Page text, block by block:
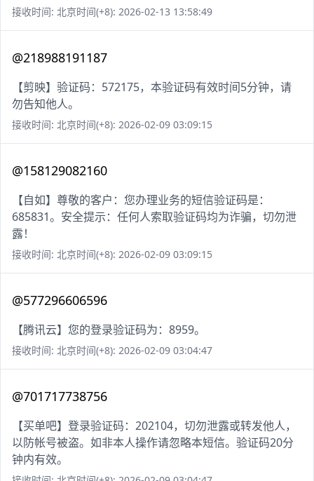
接收时间: 北京时间(+8): 2026-02-13 13:58:49
@218988191187
【剪映】验证码：572175，本验证码有效时间5分钟，请
勿告知他人。
接收时间: 北京时间(+8): 2026-02-09 03:09:15
@158129082160
【自如】尊敬的客户：您办理业务的短信验证码是：
685831。安全提示：任何人索取验证码均为诈骗，切勿泄
露！
接收时间: 北京时间(+8): 2026-02-09 03:09:15
@577296606596
【腾讯云】您的登录验证码为：8959。
接收时间: 北京时间(+8): 2026-02-09 03:04:47
@701717738756
【买单吧】登录验证码：202104，切勿泄露或转发他人，
以防帐号被盗。如非本人操作请忽略本短信。验证码20分
钟内有效。